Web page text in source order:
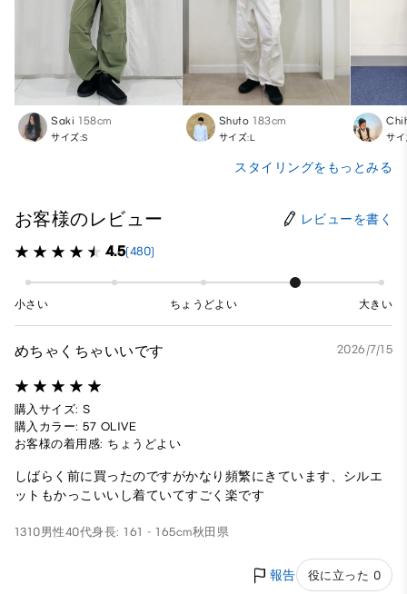
Saki 158cm
サイズ:S
Shuto 183cm
サイズ:L サイ
スタイリングをもっとみる
お客様のレビュー レビューを書く
4.5(480)
小さい ちょうどよい 大きい
めちゃくちゃいいです 2026/7/15
購入サイズ: S
購入カラー: 57 OLIVE
お客様の着用感: ちょうどよい
しばらく前に買ったのですがかなり頻繁にきています、シルエ
ットもかっこいいし着ていてすごく楽です
1310男性40代身長: 161 - 165cm秋田県
報告 役に立った 0